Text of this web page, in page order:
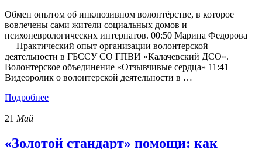
Обмен опытом об инклюзивном волонтёрстве, в которое
вовлечены сами жители социальных домов и
психоневрологических интернатов. 00:50 Марина Федорова
— Практический опыт организации волонтерской
деятельности в ГБССУ СО ГПВИ «Калачевский ДСО».
Волонтерское объединение «Отзывчивые сердца» 11:41
Видеоролик о волонтерской деятельности в …
Подробнее
21 Май
«Золотой стандарт» помощи: как